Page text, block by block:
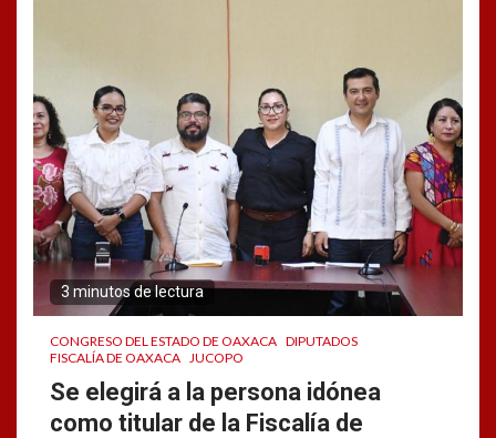
3 minutos de lectura
CONGRESO DEL ESTADO DE OAXACA DIPUTADOS
FISCALÍA DE OAXACA JUCOPO
Se elegirá a la persona idónea
como titular de la Fiscalía de